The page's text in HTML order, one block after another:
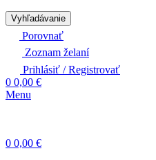
Vyhľadávanie
Porovnať
Zoznam želaní
Prihlásiť / Registrovať
0 0,00 €
Menu
0 0,00 €